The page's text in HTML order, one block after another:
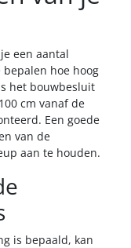
een aantal
hoe hoog
het bouwbesluit
cm vanaf de
Een goede
van de
aan te houden.
is bepaald, kan